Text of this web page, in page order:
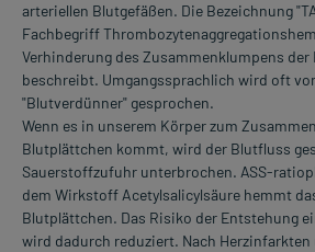
arteriellen Blutgefäßen. Die Bezeichnung
Fachbegriff
Verhinderung des Zusammenklumpens
beschreibt. Umgangssprachlich wird oft
"Blutverdünner" gesprochen.
Wenn es in unserem Körper zum
Blutplättchen kommt, wird der Blutfluss
Sauerstoffzufuhr unterbrochen. ASS-
dem Wirkstoff Acetylsalicylsäure hemmt
Blutplättchen. Das Risiko der Entstehung
wird dadurch reduziert. Nach Herzinfarkten